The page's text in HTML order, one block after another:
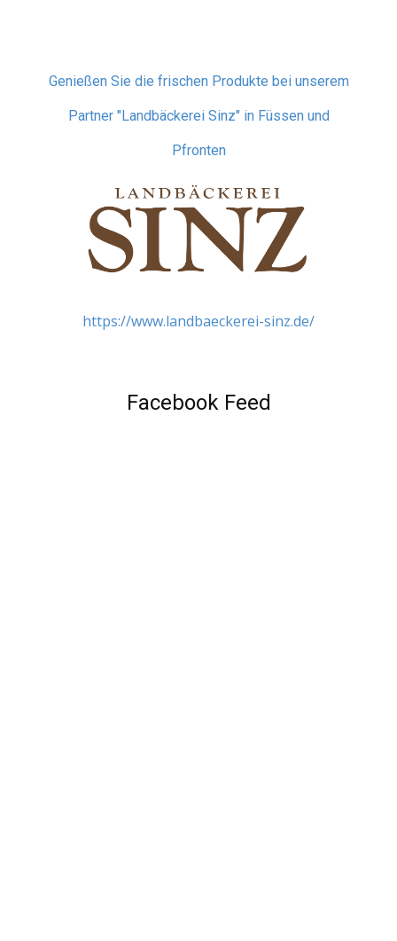
Genießen Sie die frischen Produkte bei unserem
Partner "Landbäckerei Sinz" in Füssen und
Pfronten
https://www.landbaeckerei-sinz.de/
Facebook Feed